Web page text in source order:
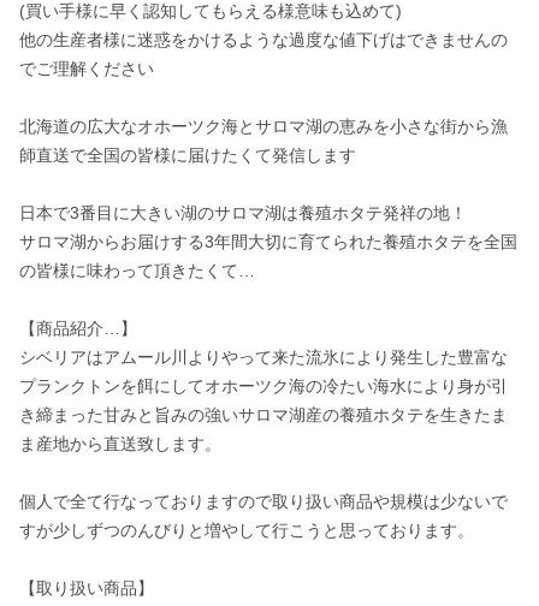
(買い手様に早く認知してもらえる様意味も込めて)
他の生産者様に迷惑をかけるような過度な値下げはできませんの
でご理解ください
北海道の広大なオホーツク海とサロマ湖の恵みを小さな街から漁
師直送で全国の皆様に届けたくて発信します
日本で3番目に大きい湖のサロマ湖は養殖ホタテ発祥の地！
サロマ湖からお届けする3年間大切に育てられた養殖ホタテを全国
の皆様に味わって頂きたくて…
【商品紹介…】
シベリアはアムール川よりやって来た流氷により発生した豊富な
プランクトンを餌にしてオホーツク海の冷たい海水により身が引
き締まった甘みと旨みの強いサロマ湖産の養殖ホタテを生きたま
ま産地から直送致します。
個人で全て行なっておりますので取り扱い商品や規模は少ないで
すが少しずつのんびりと増やして行こうと思っております。
【取り扱い商品】